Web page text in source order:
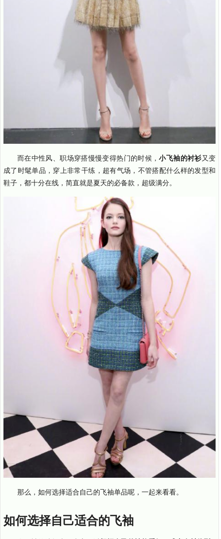
而在中性风、职场穿搭慢慢变得热门的时候，小飞袖的衬衫又变
成了时髦单品，穿上非常干练，超有气场，不管搭配什么样的发型和
鞋子，都十分在线，简直就是夏天的必备款，超级满分。
那么，如何选择适合自己的飞袖单品呢，一起来看看。
如何选择自己适合的飞袖